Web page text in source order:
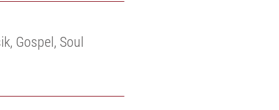
Gospel, Soul